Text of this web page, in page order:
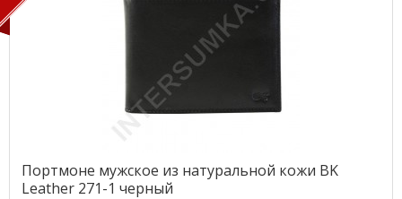
Портмоне мужское из натуральной кожи BK
Leather 271-1 черный